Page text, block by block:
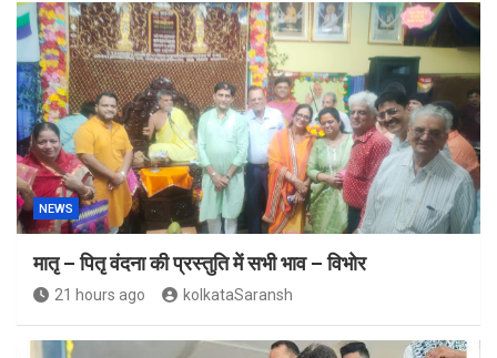
NEWS
मातृ – पितृ वंदना की प्रस्तुति में सभी भाव – विभोर
21 hours ago kolkataSaransh